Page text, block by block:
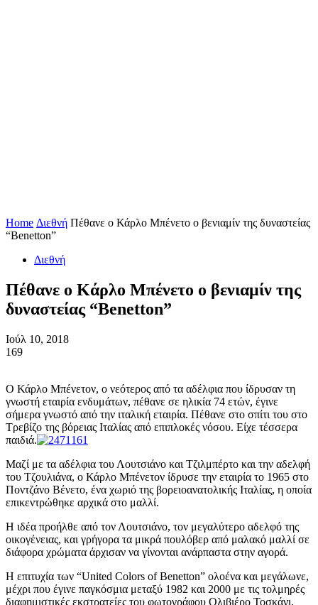
Home Διεθνή Πέθανε ο Κάρλο Μπένετο ο βενιαμίν της δυναστείας
“Benetton”
Διεθνή
Πέθανε ο Κάρλο Μπένετο ο βενιαμίν της
δυναστείας “Benetton”
Ιούλ 10, 2018
169
Ο Κάρλο Μπένετον, ο νεότερος από τα αδέλφια που ίδρυσαν τη
γνωστή εταιρία ενδυμάτων, πέθανε σε ηλικία 74 ετών, έγινε
σήμερα γνωστό από την ιταλική εταιρία. Πέθανε στο σπίτι του στο
Τρεβίζο της βόρειας Ιταλίας από επιπλοκές νόσου. Είχε τέσσερα
παιδιά.
Μαζί με τα αδέλφια του Λουτσιάνο και Τζιλμπέρτο και την αδελφή
του Τζουλιάνα, ο Κάρλο Μπένετον ίδρυσε την εταιρία το 1965 στο
Ποντζάνο Βένετο, ένα χωριό της βορειοανατολικής Ιταλίας, η οποία
επικεντρώθηκε αρχικά στο μαλλί.
Η ιδέα προήλθε από τον Λουτσιάνο, τον μεγαλύτερο αδελφό της
οικογένειας, και γρήγορα τα μικρά πουλόβερ από μαλακό μαλλί σε
διάφορα χρώματα άρχισαν να γίνονται ανάρπαστα στην αγορά.
Η επιτυχία των “United Colors of Benetton” ολοένα και μεγάλωνε,
μέχρι που έγινε παγκόσμια μεταξύ 1982 και 2000 με τις τολμηρές
διαφημιστικές εκστρατείες του φωτογράφου Ολιβιέρο Τοσκάνι,